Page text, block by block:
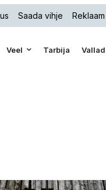
Saada vihje Reklaam
Veel Tarbija Vallad